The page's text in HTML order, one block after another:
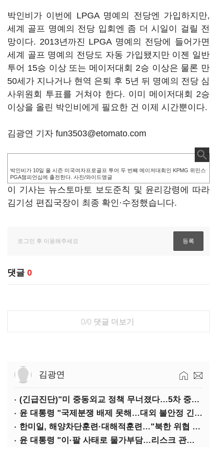
박인비가 이번에 LPGA 명예의 전당엔 가입하지만,
세계 골프 명예의 전당 입회엔 좀 더 시일이 걸릴 전
망이다. 2013년까진 LPGA 명예의 전당에 들어가면
세계 골프 명예의 전당도 자동 가입됐지만 이젠 일반
투어 15승 이상 또는 메이저대회 2승 이상은 물론 만
50세가 지나거나 현역 은퇴 후 5년 뒤 명예의 전당 심
사위원회 투표를 거쳐야 한다. 이미 메이저대회 2승
이상을 올린 박인비에게 필요한 건 이제 시간뿐이다.
김광연 기자 fun3503@etomato.com
박인비가 10일 올 시즌 미국여자프로골프 투어 두 번째 메이저대회인 KPMG 위민스
PGA챔피언십에 출전한다. 사진/와이드앵글
이 기사는 뉴스토마토 보도준칙 및 윤리강령에 따라
김기성 편집국장이 최종 확인·수정했습니다.
댓글 0
0/0 댓글 더보기
김광연
(긴급진단)"미 중동외교 정책 무너졌다…5차 중동전 가능성은 낮아"
윤 대통령 "국제분쟁 배제 못해…대외 불안정 긴밀대응"
한미일, 해양차단훈련·대해적훈련…"북한 위협 억제"
윤 대통령 "이·팔 사태로 물가부담…리스크 관리 만전 기해야"